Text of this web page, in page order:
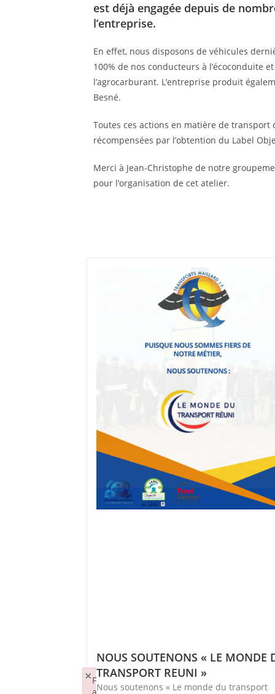
est déjà engagée depuis de
l’entreprise.
En effet, nous disposons de véhicules
100% de nos conducteurs à l’écoconduite
l’agrocarburant. L’entreprise produit
Besné.
Toutes ces actions en matière de transport
récompensées par l’obtention du Label
Merci à Jean-Christophe de notre
pour l’organisation de cet atelier.
NOUS SOUTENONS « LE MONDE
TRANSPORT REUNI »
Nous soutenons « Le monde du transport
F
×